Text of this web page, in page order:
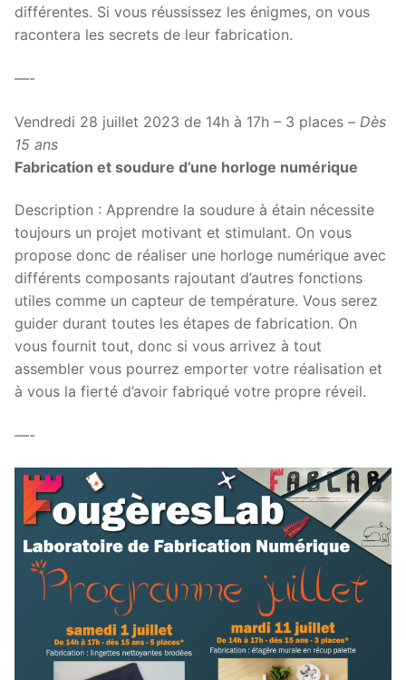
différentes. Si vous réussissez les énigmes, on vous
racontera les secrets de leur fabrication.
—-
Vendredi 28 juillet 2023 de 14h à 17h – 3 places – Dès
15 ans
Fabrication et soudure d’une horloge numérique
Description : Apprendre la soudure à étain nécessite
toujours un projet motivant et stimulant. On vous
propose donc de réaliser une horloge numérique avec
différents composants rajoutant d’autres fonctions
utiles comme un capteur de température. Vous serez
guider durant toutes les étapes de fabrication. On
vous fournit tout, donc si vous arrivez à tout
assembler vous pourrez emporter votre réalisation et
à vous la fierté d’avoir fabriqué votre propre réveil.
—-